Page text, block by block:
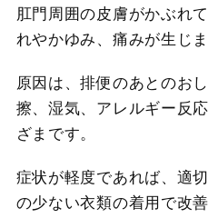
肛門周囲の皮膚がかぶれ
れやかゆみ、痛みが生じま
原因は、排便のあとのお
擦、湿気、アレルギー反
ざまです。
症状が軽度であれば、適
の少ない衣類の着用で改